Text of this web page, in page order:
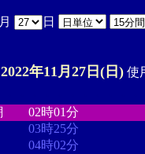
月 日
2022年11月27日(日) 使
02時01分
03時25分
04時02分